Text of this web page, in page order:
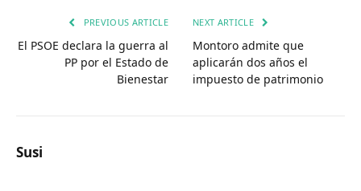
PREVIOUS ARTICLE
El PSOE declara la guerra al
PP por el Estado de
Bienestar
NEXT ARTICLE
Montoro admite que
aplicarán dos años el
impuesto de patrimonio
Susi